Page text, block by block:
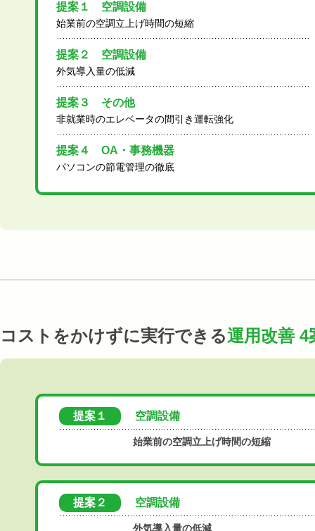
提案１ 空調設備
始業前の空調立上げ時間の短縮
提案２ 空調設備
外気導入量の低減
提案３ その他
非就業時のエレベータの間引き運転強化
提案４ OA・事務機器
パソコンの節電管理の徹底
コストをかけずに実行できる運用改善 4
提案１ 空調設備
始業前の空調立上げ時間の短縮
提案２ 空調設備
外気導入量の低減